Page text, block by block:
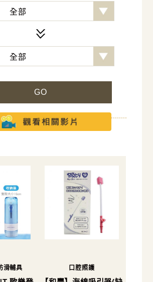
GO
滑輔具 口腔照護